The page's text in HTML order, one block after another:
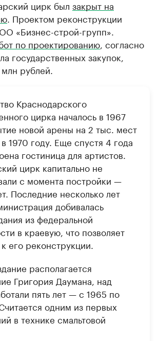
цирк был закрыт на
. Проектом реконструкции
«Бизнес-строй-групп».
по проектированию , согласно
государственных закупок,
рублей.
Краснодарского
цирка началось в 1967
новой арены на 2 тыс. мест
1970 году. Еще спустя 4 года
гостиница для артистов.
цирк капитально не
с момента постройки —
Последние несколько лет
добивалась
из федеральной
в краевую, что позволяет
его реконструкции.
располагается
Григория Даумана, над
пять лет — с 1965 по
одним из первых
в технике смальтовой